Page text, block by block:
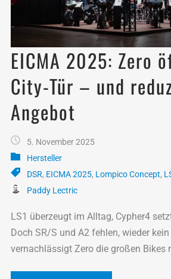
EICMA 2025: Zero
City-Tür – und
Angebot
5. November 2025
Hersteller
DSR, EICMA 2025, Lompico Concept,
Paddy Lectric
LS1 überzeugt im Alltag, Cypher4
Doch SR/S und A2 fehlen, wieder
vernachlässigt Zero die großen Bikes